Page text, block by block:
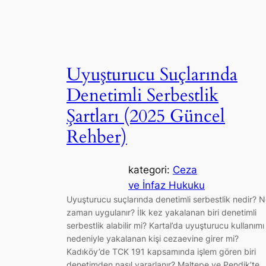
Uyuşturucu Suçlarında
Denetimli Serbestlik
Şartları (2025 Güncel
Rehber)
kategori: Ceza
ve İnfaz Hukuku
Uyuşturucu suçlarında denetimli serbestlik nedir?
zaman uygulanır? İlk kez yakalanan biri denetimli
serbestlik alabilir mi? Kartal’da uyuşturucu kullanımı
nedeniyle yakalanan kişi cezaevine girer mi?
Kadıköy’de TCK 191 kapsamında işlem gören biri